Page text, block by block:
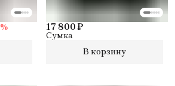
%
17 800 ₽
Сумка
В корзину